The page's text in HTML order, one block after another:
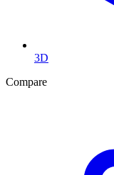
3D
Compare